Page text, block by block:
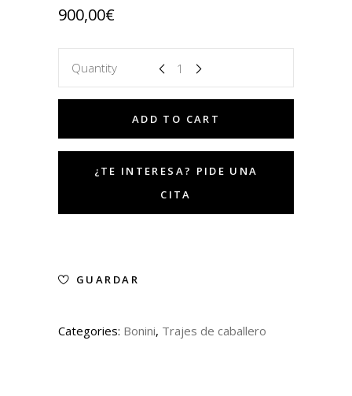
900,00€
Quantity
ADD TO CART
GUARDAR
Categories: Bonini, Trajes de caballero